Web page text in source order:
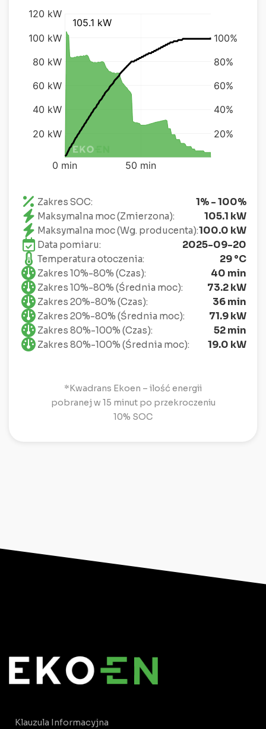
Zakres SOC: 1% - 100%
Maksymalna moc (Zmierzona): 105.1 kW
Maksymalna moc (Wg. producenta):100.0 kW
Data pomiaru: 2025-09-20
Temperatura otoczenia: 29 °C
Zakres 10%-80% (Czas): 40 min
Zakres 10%-80% (Średnia moc): 73.2 kW
Zakres 20%-80% (Czas): 36 min
Zakres 20%-80% (Średnia moc): 71.9 kW
Zakres 80%-100% (Czas): 52 min
Zakres 80%-100% (Średnia moc): 19.0 kW
*Kwadrans Ekoen – ilość energii
pobranej w 15 minut po przekroczeniu
10% SOC
Klauzula Informacyjna